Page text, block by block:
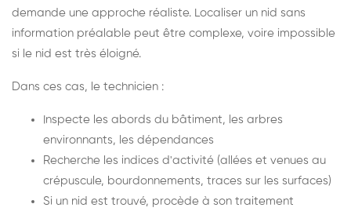
demande une approche réaliste. Localiser un nid sans
information préalable peut être complexe, voire impossible
si le nid est très éloigné.
Dans ces cas, le technicien :
Inspecte les abords du bâtiment, les arbres
environnants, les dépendances
Recherche les indices d'activité (allées et venues au
crépuscule, bourdonnements, traces sur les surfaces)
Si un nid est trouvé, procède à son traitement